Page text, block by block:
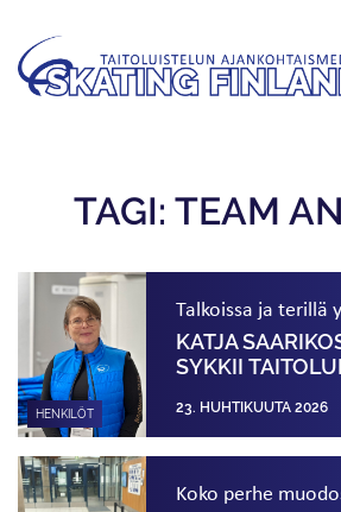
TAGI: TEAM
HENKILÖT
Talkoissa ja terillä
KATJA
SYKKII
23. HUHTIKUUTA 2026
Koko perhe